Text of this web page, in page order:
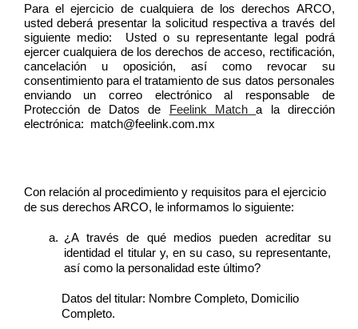
Para el ejercicio de cualquiera de los derechos ARCO,
usted deberá presentar la solicitud respectiva a través del
siguiente medio:  Usted o su representante legal podrá
ejercer cualquiera de los derechos de acceso, rectificación,
cancelación u oposición, así como revocar su
consentimiento para el tratamiento de sus datos personales
enviando un correo electrónico al responsable de
Protección de Datos de Feelink Match a la dirección
electrónica:  match@feelink.com.mx
Con relación al procedimiento y requisitos para el ejercicio
de sus derechos ARCO, le informamos lo siguiente:
¿A través de qué medios pueden acreditar su
identidad el titular y, en su caso, su representante,
así como la personalidad este último?
Datos del titular: Nombre Completo, Domicilio
Completo.